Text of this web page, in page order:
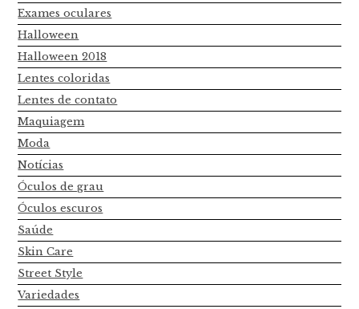
Exames oculares
Halloween
Halloween 2018
Lentes coloridas
Lentes de contato
Maquiagem
Moda
Notícias
Óculos de grau
Óculos escuros
Saúde
Skin Care
Street Style
Variedades